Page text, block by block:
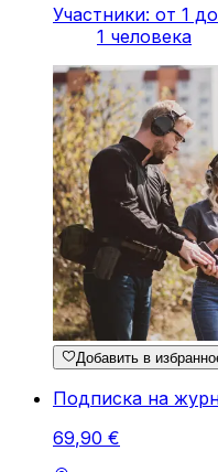
Участники: от 1
1 человека
Добавить в
Подписка на
69,90 €